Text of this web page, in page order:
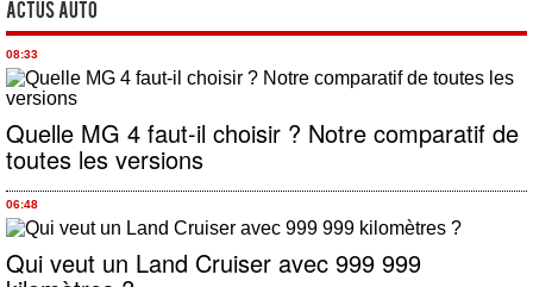
Actus Auto
08:33
Quelle MG 4 faut-il choisir ? Notre comparatif de
toutes les versions
06:48
Qui veut un Land Cruiser avec 999 999